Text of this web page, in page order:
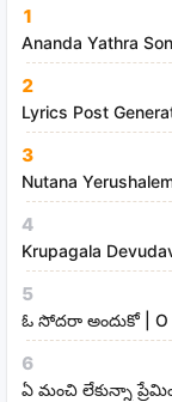
1
Ananda Yathra
2
Lyrics Post
3
Nutana
4
Krupagala
5
ఓ సోదరా అందుకో | O
6
ఏ మంచి లేకున్నా